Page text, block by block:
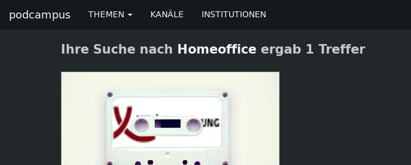
podcampus THEMEN KANÄLE INSTITUTIONEN
Ihre Suche nach Homeoffice ergab 1 Treffer